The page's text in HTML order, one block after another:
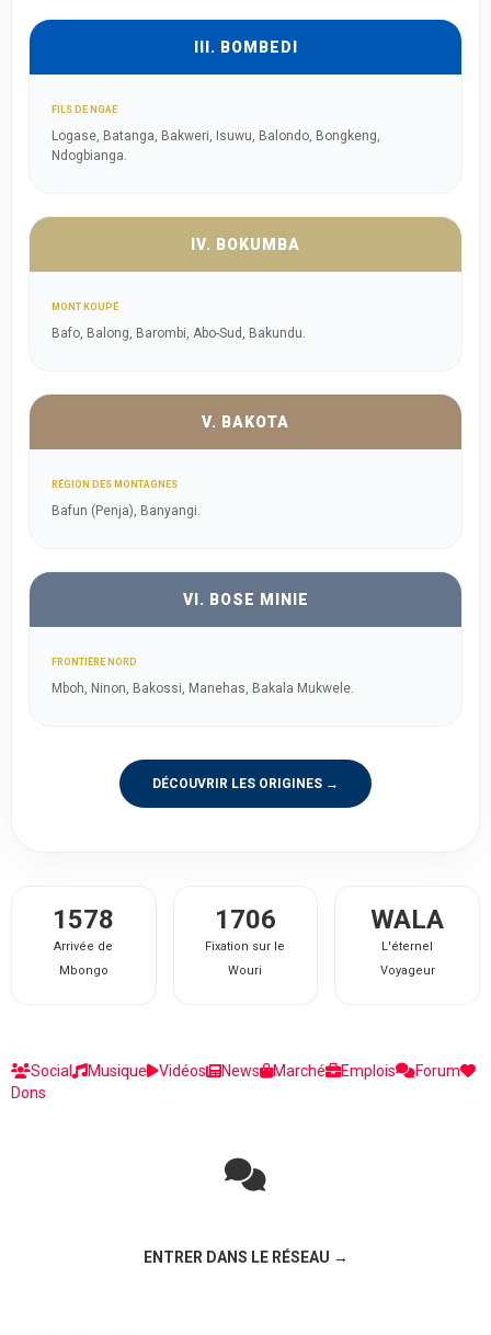
III. BOMBEDI
FILS DE NGAE
Logase, Batanga, Bakweri, Isuwu, Balondo, Bongkeng,
Ndogbianga.
IV. BOKUMBA
MONT KOUPÉ
Bafo, Balong, Barombi, Abo-Sud, Bakundu.
V. BAKOTA
RÉGION DES MONTAGNES
Bafun (Penja), Banyangi.
VI. BOSE MINIE
FRONTIÈRE NORD
Mboh, Ninon, Bakossi, Manehas, Bakala Mukwele.
DÉCOUVRIR LES ORIGINES →
1578
Arrivée de
Mbongo
1706
Fixation sur le
Wouri
WALA
L'éternel
Voyageur
Social Musique Vidéos News Marché Emplois
Forum
Dons
ENTRER DANS LE RÉSEAU →